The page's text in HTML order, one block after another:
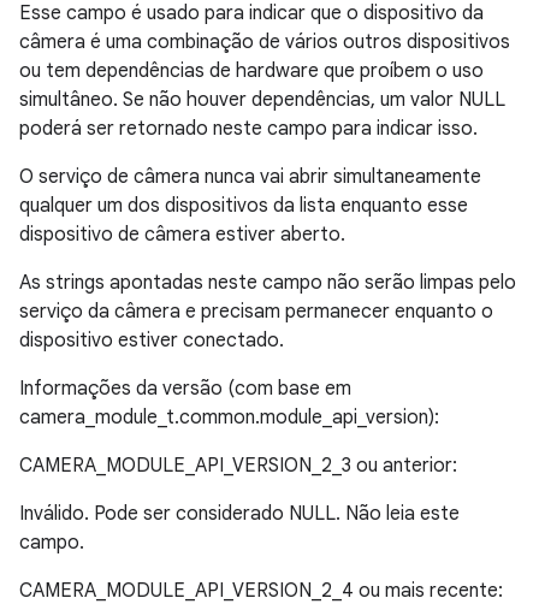
Esse campo é usado para indicar que o dispositivo da
câmera é uma combinação de vários outros dispositivos
ou tem dependências de hardware que proíbem o uso
simultâneo. Se não houver dependências, um valor NULL
poderá ser retornado neste campo para indicar isso.
O serviço de câmera nunca vai abrir simultaneamente
qualquer um dos dispositivos da lista enquanto esse
dispositivo de câmera estiver aberto.
As strings apontadas neste campo não serão limpas pelo
serviço da câmera e precisam permanecer enquanto o
dispositivo estiver conectado.
Informações da versão (com base em
camera_module_t.common.module_api_version):
CAMERA_MODULE_API_VERSION_2_3 ou anterior:
Inválido. Pode ser considerado NULL. Não leia este
campo.
CAMERA_MODULE_API_VERSION_2_4 ou mais recente: